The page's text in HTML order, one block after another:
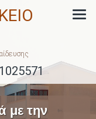
με την